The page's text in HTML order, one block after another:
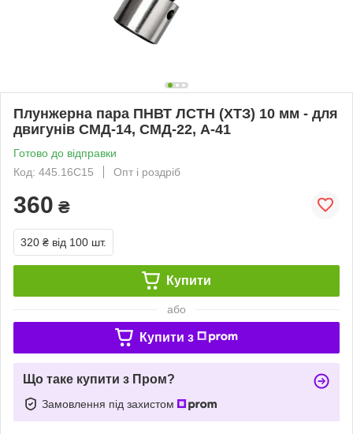
Плунжерна пара ПНВТ ЛСТН (ХТЗ) 10 мм - для
двигунів СМД-14, СМД-22, А-41
Готово до відправки
Код: 445.16С15
Опт і роздріб
360 ₴
320 ₴ від 100 шт.
Купити
або
Купити з
Що таке купити з Пром?
Замовлення під захистом